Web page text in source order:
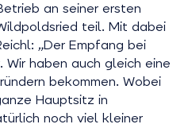
an seiner ersten
teil. Mit dabei
„Der Empfang bei
Wir haben auch gleich eine
bekommen. Wobei
Hauptsitz in
noch viel kleiner